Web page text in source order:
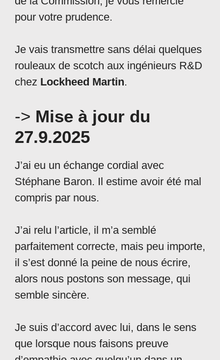
pour votre prudence.
Je vais transmettre sans délai quelques
rouleaux de scotch aux ingénieurs R&D
chez Lockheed Martin.
-> Mise à jour du
27.9.2025
J’ai eu un échange cordial avec
Stéphane Baron. Il estime avoir été mal
compris par nous.
J’ai relu l’article, il m’a semblé
parfaitement correcte, mais peu importe,
il s’est donné la peine de nous écrire,
alors nous postons son message, qui
semble sincère.
Je suis d’accord avec lui, dans le sens
que lorsque nous faisons preuve